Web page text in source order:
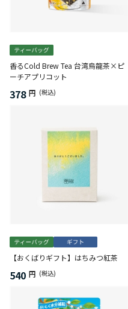
香るCold Brew Tea 台湾烏龍茶×ピ
ーチアプリコット
378 円 (税込)
【おくばりギフト】はちみつ紅茶
540 円 (税込)